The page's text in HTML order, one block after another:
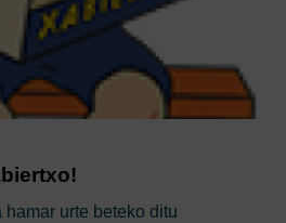
urte beteko ditu